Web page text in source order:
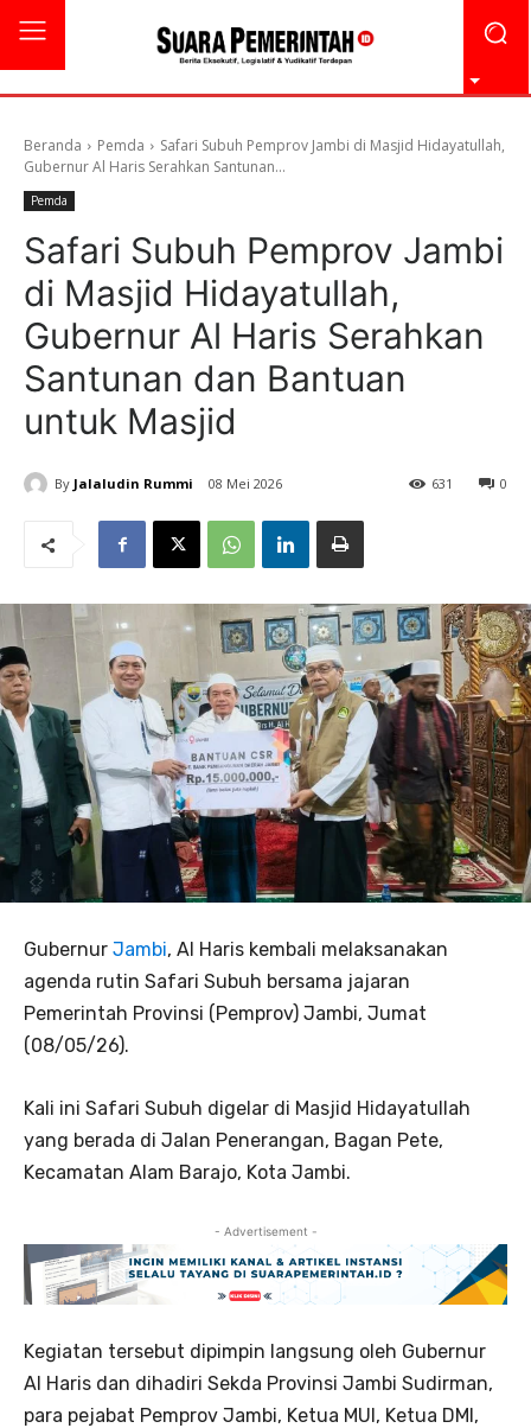
Beranda Pemda
Safari Subuh Pemprov Jambi di Masjid Hidayatullah,
Gubernur Al Haris Serahkan Santunan...
Pemda
Safari Subuh Pemprov Jambi
di Masjid Hidayatullah,
Gubernur Al Haris Serahkan
Santunan dan Bantuan
untuk Masjid
By Jalaludin Rummi 08 Mei 2026 0
631
Gubernur Jambi, Al Haris kembali melaksanakan
agenda rutin Safari Subuh bersama jajaran
Pemerintah Provinsi (Pemprov) Jambi, Jumat
(08/05/26).
Kali ini Safari Subuh digelar di Masjid Hidayatullah
yang berada di Jalan Penerangan, Bagan Pete,
Kecamatan Alam Barajo, Kota Jambi.
- Advertisement -
Kegiatan tersebut dipimpin langsung oleh Gubernur
Al Haris dan dihadiri Sekda Provinsi Jambi Sudirman,
para pejabat Pemprov Jambi, Ketua MUI, Ketua DMI,